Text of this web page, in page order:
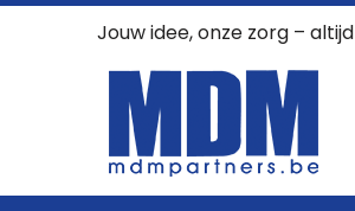
Jouw idee, onze zorg –